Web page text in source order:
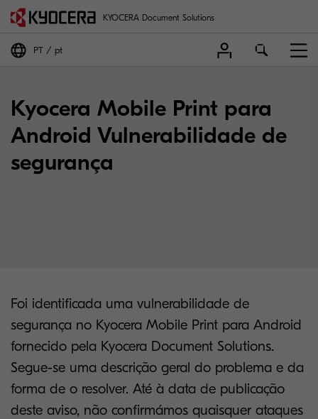
KYOCERA Document Solutions
PT pt
Kyocera Mobile Print para
Android Vulnerabilidade de
segurança
Foi identificada uma vulnerabilidade de
segurança no Kyocera Mobile Print para Android
fornecido pela Kyocera Document Solutions.
Segue-se uma descrição geral do problema e da
forma de o resolver. Até à data de publicação
deste aviso, não confirmámos quaisquer ataques